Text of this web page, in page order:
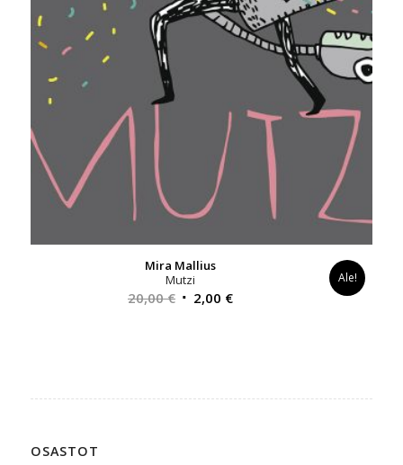
Mira Mallius
Mutzi
20,00€ Alkuperäinen
2,00 €Nykyinen
Ale!
OSASTOT